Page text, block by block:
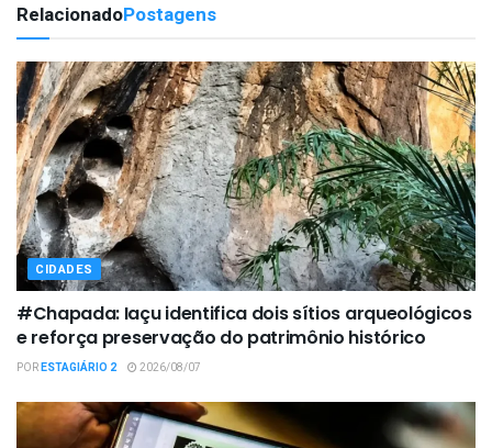
RelacionadoPostagens
CIDADES
#Chapada: Iaçu identifica dois sítios arqueológicos
e reforça preservação do patrimônio histórico
PORESTAGIÁRIO 2 2026/08/07